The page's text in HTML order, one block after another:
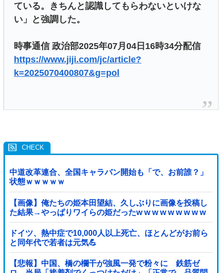
ている。きちんと認識してもらわないといけな
い」と強調した。
時事通信 政治部2025年07月04日16時34分配信
https://www.jiji.com/jc/article?
k=2025070400807&g=pol
中道改革連合、全国キャラバン開始も「で、お前誰？」
状態ｗｗｗｗｗ
【画像】俺たちの姫本田望結、久しぶりに画像を投稿し
た結果→やっぱりワイらの姫だったw w w w w w w w w
w
ドイツ、熱中症で10,000人以上死亡、ほとんどがお前ら
と同年代で若者は元気💪
【悲報】中国、橋の欄干が強風一発で粉々に 鉄筋ゼ